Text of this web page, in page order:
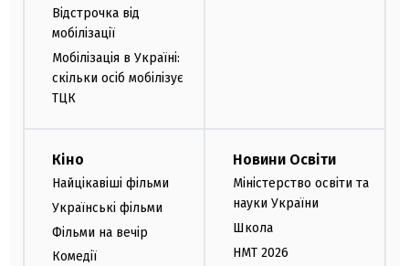
Відстрочка від
мобілізації
Мобілізація в Україні:
скільки осіб мобілізує
ТЦК
Кіно
Найцікавіші фільми
Українські фільми
Фільми на вечір
Комедії
Новини Освіти
Міністерство освіти та
науки України
Школа
НМТ 2026